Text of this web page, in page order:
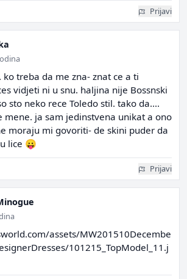
Prijavi
ko treba da me zna- znat ce a ti
vidjeti ni u snu. haljina nije Bossnski
sto neko rece Toledo stil. tako da....
mene. ja sam jedinstvena unikat a ono
moraju mi govoriti- de skini puder da
lice 😛
Prijavi
assets/MW201510Decembe
101215_TopModel_11.j